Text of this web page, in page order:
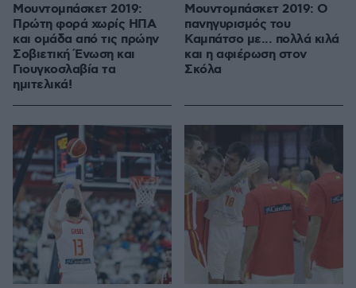
Μουντομπάσκετ 2019:
Πρώτη φορά χωρίς ΗΠΑ
και ομάδα από τις πρώην
Σοβιετική Ένωση και
Γιουγκοσλαβία τα
ημιτελικά!
Μουντομπάσκετ 2019: Ο
πανηγυρισμός του
Καμπάτσο με... πολλά κιλά
και η αφιέρωση στον
Σκόλα